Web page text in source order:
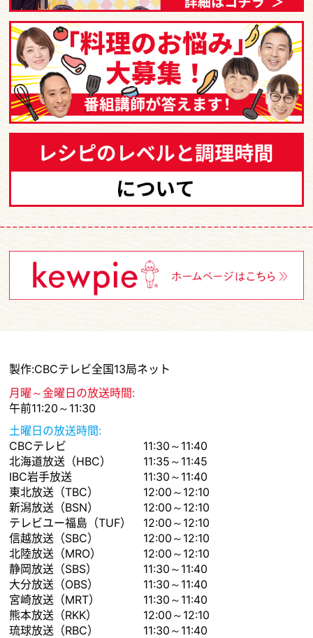
製作:CBCテレビ全国13局ネット
月曜～金曜日の放送時間:
午前11:20～11:30
土曜日の放送時間:
CBCテレビ
11:30～11:40
北海道放送（HBC）
11:35～11:45
IBC岩手放送
11:30～11:40
東北放送（TBC）
12:00～12:10
新潟放送（BSN）
12:00～12:10
テレビユー福島（TUF）
12:00～12:10
信越放送（SBC）
12:00～12:10
北陸放送（MRO）
12:00～12:10
静岡放送（SBS）
11:30～11:40
大分放送（OBS）
11:30～11:40
宮崎放送（MRT）
11:30～11:40
熊本放送（RKK）
12:00～12:10
琉球放送（RBC）
11:30～11:40